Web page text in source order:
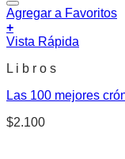
Agregar a Favoritos
+
Vista Rápida
L i b r o s
Las 100 mejores
$2.100